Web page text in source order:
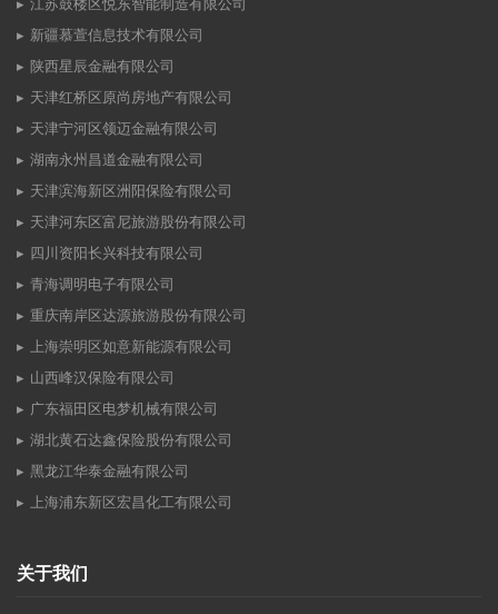
江苏鼓楼区悦东智能制造有限公司
新疆慕萱信息技术有限公司
陕西星辰金融有限公司
天津红桥区原尚房地产有限公司
天津宁河区领迈金融有限公司
湖南永州昌道金融有限公司
天津滨海新区洲阳保险有限公司
天津河东区富尼旅游股份有限公司
四川资阳长兴科技有限公司
青海调明电子有限公司
重庆南岸区达源旅游股份有限公司
上海崇明区如意新能源有限公司
山西峰汉保险有限公司
广东福田区电梦机械有限公司
湖北黄石达鑫保险股份有限公司
黑龙江华泰金融有限公司
上海浦东新区宏昌化工有限公司
关于我们